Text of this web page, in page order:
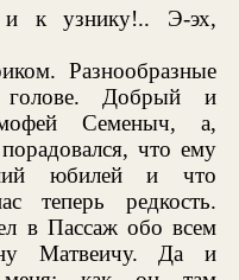
к узнику!.. Э-эх,
Разнообразные
Добрый и
Семеныч, а,
что ему
юбилей и что
теперь редкость.
в Пассаж обо всем
Матвеичу. Да и